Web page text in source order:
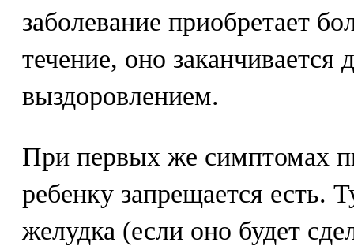
заболевание приобретает
течение, оно
выздоровлением.
При первых же симптомах
ребенку запрещается есть.
желудка (если оно будет